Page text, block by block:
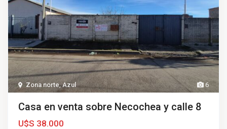
6
Zona norte,Azul
Casa en venta sobre Necochea y calle 8
U$S 38.000